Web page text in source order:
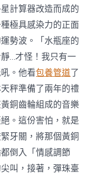
計算器改造而成的
極具感染力的正面
勢波。「水瓶座的
…才怪！我只有一
。他看包養管道了
秤準備了兩年的禮
銅齒輪組成的音樂
。這份害怕，就是
牙關，將那個黃銅
倒入「情感調節
叫，接著，彈珠臺